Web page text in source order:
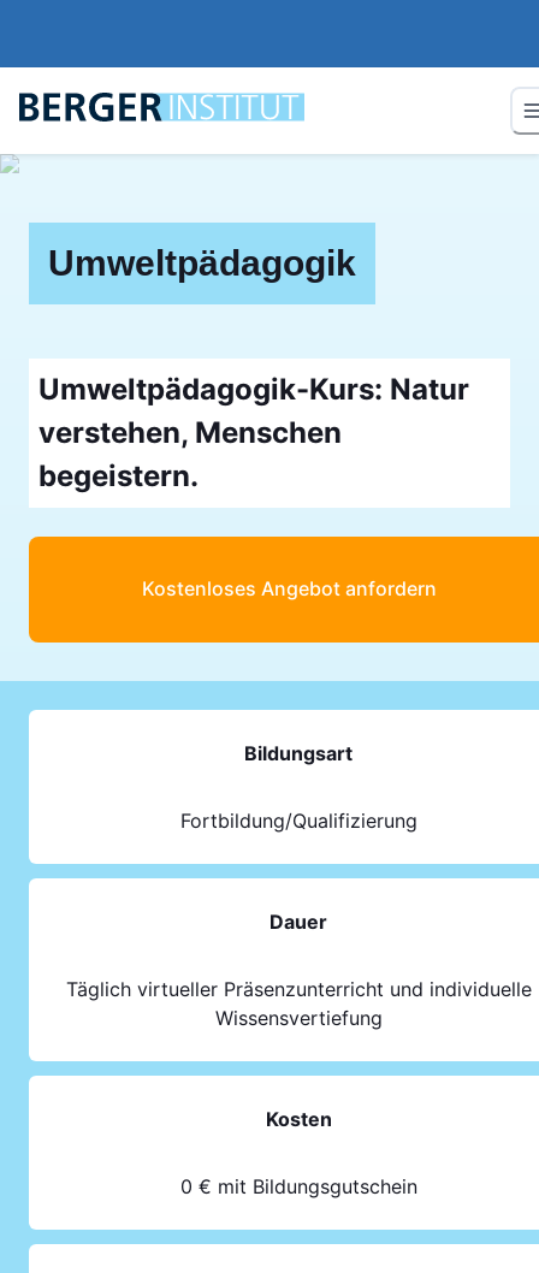
Umweltpädagogik
Umweltpädagogik-Kurs: Natur
verstehen, Menschen
begeistern.
Kostenloses Angebot anfordern
Bildungsart
Fortbildung/Qualifizierung
Dauer
Täglich virtueller Präsenzunterricht und individuelle
Wissensvertiefung
Kosten
0 € mit Bildungsgutschein